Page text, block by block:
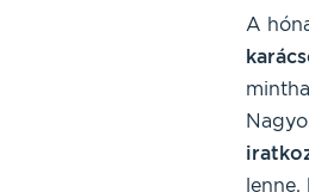
A
lenne,